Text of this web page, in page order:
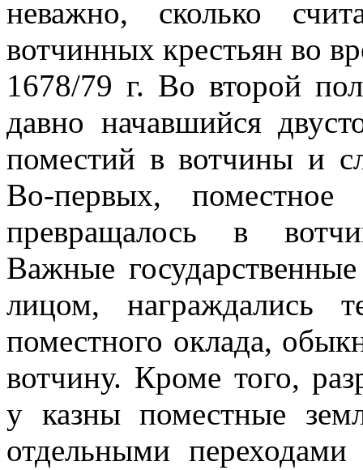
неважно, сколько
вотчинных крестьян во
1678/79 г. Во второй
давно начавшийся
поместий в вотчины и
Во-первых, поместное
превращалось в
Важные
лицом, награждались
поместного оклада,
вотчину. Кроме того,
у казны поместные
отдельными